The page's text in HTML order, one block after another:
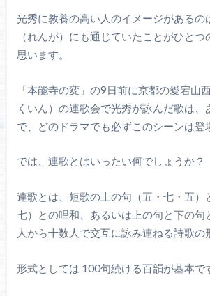
光秀に教養の高い人のイメージがあるの
（れんが）にも通じていたことがひとつ
思います。
「本能寺の変」の9日前に京都の愛宕山
くいん）の連歌会で光秀が詠んだ歌は、
で、どのドラマでも必ずこのシーンは登
では、連歌とはいったい何でしょうか？
連歌とは、短歌の上の句（五・七・五）
七）との唱和、あるいは上の句と下の句
人から十数人で交互に詠み連ねる詩歌の
形式としては 100句続ける百韻が基本で